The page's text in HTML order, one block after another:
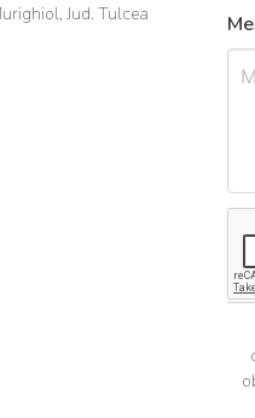
Jud. Tulcea